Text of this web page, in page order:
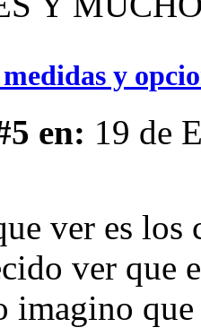
y
en: 19 de
ver es
ver que
imagino